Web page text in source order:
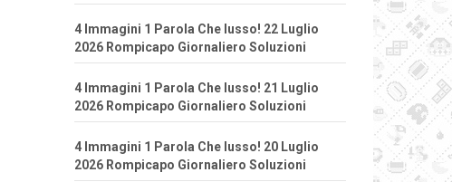
4 Immagini 1 Parola Che lusso! 22 Luglio
2026 Rompicapo Giornaliero Soluzioni
4 Immagini 1 Parola Che lusso! 21 Luglio
2026 Rompicapo Giornaliero Soluzioni
4 Immagini 1 Parola Che lusso! 20 Luglio
2026 Rompicapo Giornaliero Soluzioni